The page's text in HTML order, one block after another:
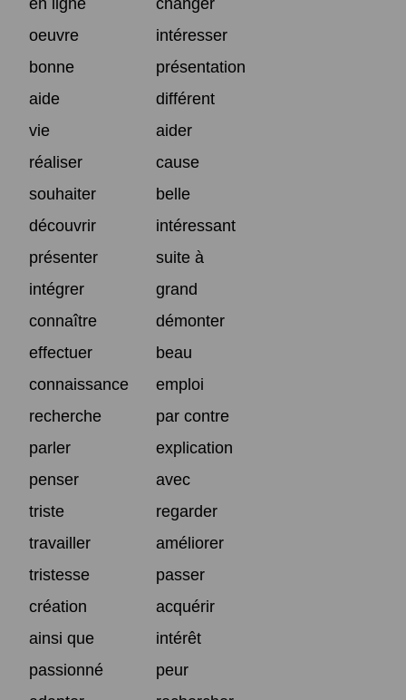
oeuvre
intéresser
bonne
présentation
aide
différent
vie
aider
réaliser
cause
souhaiter
belle
découvrir
intéressant
présenter
suite à
intégrer
grand
connaître
démonter
effectuer
beau
connaissance
emploi
recherche
par contre
parler
explication
penser
avec
triste
regarder
travailler
améliorer
tristesse
passer
création
acquérir
ainsi que
intérêt
passionné
peur